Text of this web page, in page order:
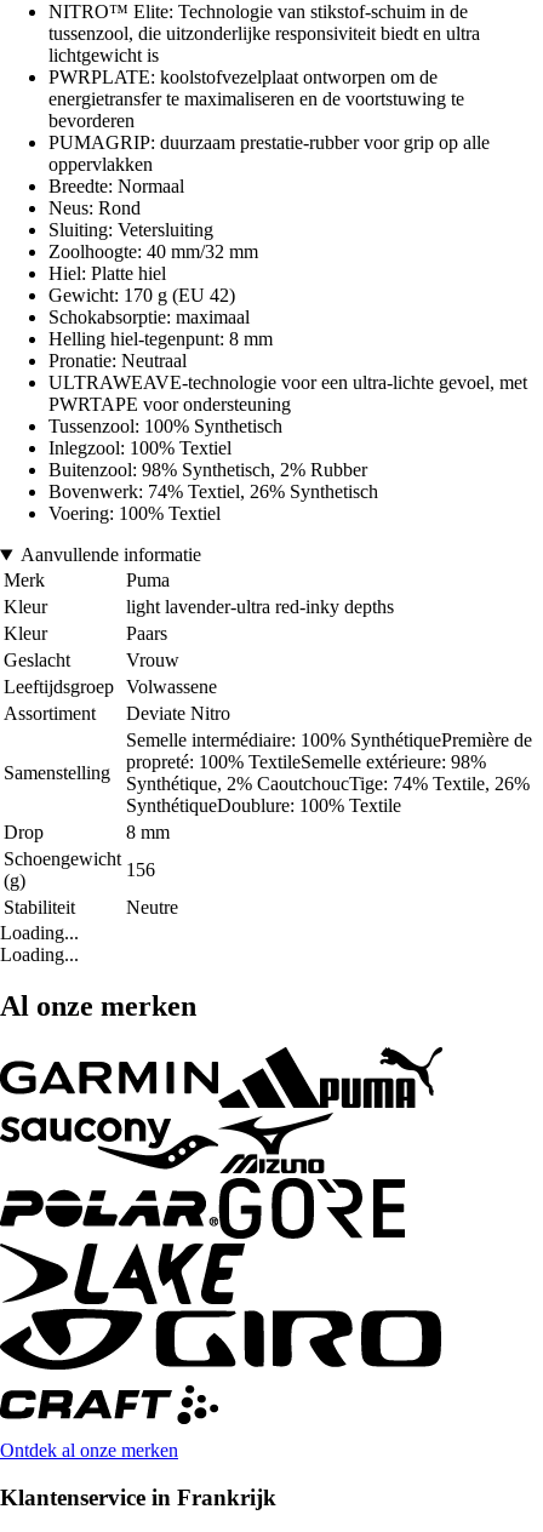
NITRO™ Elite: Technologie van stikstof-schuim in de
tussenzool, die uitzonderlijke responsiviteit biedt en ultra
lichtgewicht is
PWRPLATE: koolstofvezelplaat ontworpen om de
energietransfer te maximaliseren en de voortstuwing te
bevorderen
PUMAGRIP: duurzaam prestatie-rubber voor grip op alle
oppervlakken
Breedte: Normaal
Neus: Rond
Sluiting: Vetersluiting
Zoolhoogte: 40 mm/32 mm
Hiel: Platte hiel
Gewicht: 170 g (EU 42)
Schokabsorptie: maximaal
Helling hiel-tegenpunt: 8 mm
Pronatie: Neutraal
ULTRAWEAVE-technologie voor een ultra-lichte gevoel, met
PWRTAPE voor ondersteuning
Tussenzool: 100% Synthetisch
Inlegzool: 100% Textiel
Buitenzool: 98% Synthetisch, 2% Rubber
Bovenwerk: 74% Textiel, 26% Synthetisch
Voering: 100% Textiel
Aanvullende informatie
Merk
Puma
Kleur
light lavender-ultra red-inky depths
Kleur
Paars
Geslacht
Vrouw
Leeftijdsgroep Volwassene
Assortiment
Deviate Nitro
Samenstelling
Semelle intermédiaire: 100% SynthétiquePremière de
propreté: 100% TextileSemelle extérieure: 98%
Synthétique, 2% CaoutchoucTige: 74% Textile, 26%
SynthétiqueDoublure: 100% Textile
Drop
8 mm
Schoengewicht
(g)
156
Stabiliteit
Neutre
Loading...
Loading...
Al onze merken
Ontdek al onze merken
Klantenservice in Frankrijk